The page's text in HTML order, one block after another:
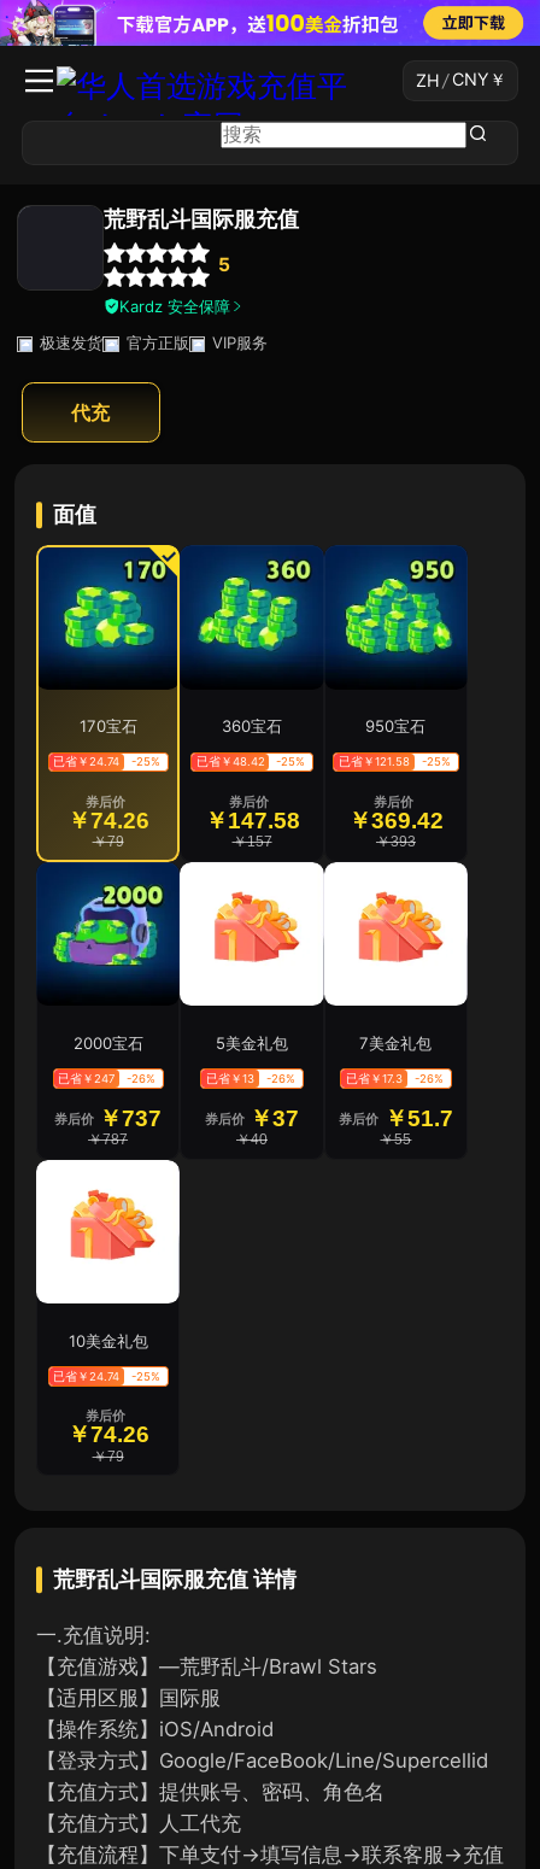
ZH/ CNY ￥
荒野乱斗国际服充值
5
Kardz 安全保障
极速发货
官方正版 VIP服务
代充
面值
170宝石
已省￥24.74 -25%
券后价
￥74.26
￥79
360宝石
已省￥48.42 -25%
券后价
￥147.58
￥157
950宝石
已省￥121.58 -25%
券后价
￥369.42
￥393
2000宝石
已省￥247 -26%
券后价 ￥737
￥787
5美金礼包
已省￥13 -26%
券后价 ￥37
￥40
7美金礼包
已省￥17.3 -26%
券后价 ￥51.7
￥55
10美金礼包
已省￥24.74 -25%
券后价
￥74.26
￥79
荒野乱斗国际服充值详情
一.充值说明:
【充值游戏】―荒野乱斗/Brawl Stars
【适用区服】国际服
【操作系统】iOS/Android
【登录方式】Google/FaceBook/Line/Supercellid
【充值方式】提供账号、密码、角色名
【充值方式】人工代充
【充值流程】下单支付→填写信息→联系客服→充值